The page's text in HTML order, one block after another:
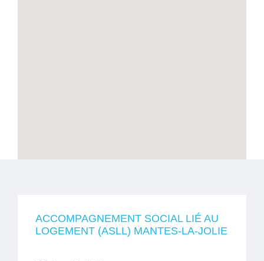
ACCOMPAGNEMENT SOCIAL LIÉ AU
LOGEMENT (ASLL) MANTES-LA-JOLIE